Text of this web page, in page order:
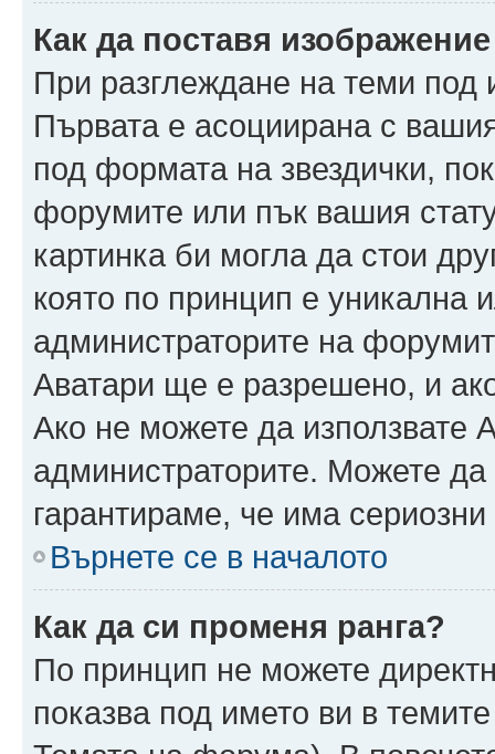
Как да поставя
При разглеждане на теми под
Първата е асоциирана с
под формата на звездички,
форумите или пък вашия
картинка би могла да стои
която по принцип е уникална
администраторите на
Аватари ще е разрешено, и
Ако не можете да използвате
администраторите. Можете да
гарантираме, че има сериозни
Върнете се в началото
Как да си променя ранга?
По принцип не можете
показва под името ви в